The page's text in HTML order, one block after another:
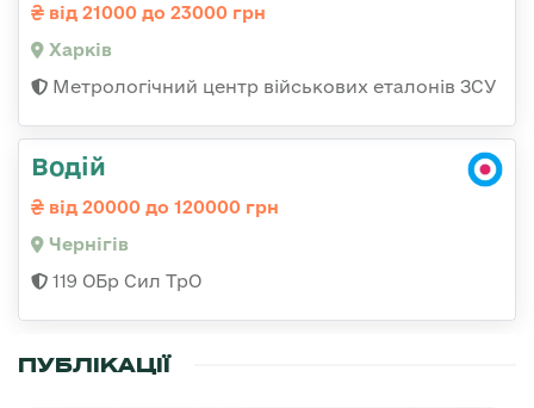
від 21000 до 23000 грн
Харків
Метрологічний центр військових еталонів ЗСУ
Водій
від 20000 до 120000 грн
Чернігів
119 ОБр Сил ТрО
ПУБЛІКАЦІЇ